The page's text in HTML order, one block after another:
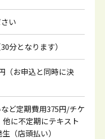
い
分となります）
（お申込と同時に決
ど定期費用375円/チケ
に不定期にテキスト
（店頭払い）